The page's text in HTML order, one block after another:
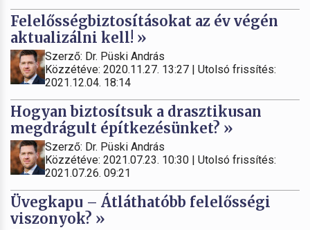
Felelősségbiztosításokat az év végén
aktualizálni kell! »
Szerző: Dr. Püski András
Közzétéve: 2020.11.27. 13:27 | Utolsó frissítés:
2021.12.04. 18:14
Hogyan biztosítsuk a drasztikusan
megdrágult építkezésünket? »
Szerző: Dr. Püski András
Közzétéve: 2021.07.23. 10:30 | Utolsó frissítés:
2021.07.26. 09:21
Üvegkapu – Átláthatóbb felelősségi
viszonyok? »